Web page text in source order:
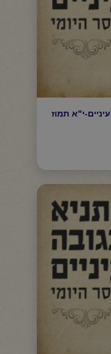
י"א תמוז